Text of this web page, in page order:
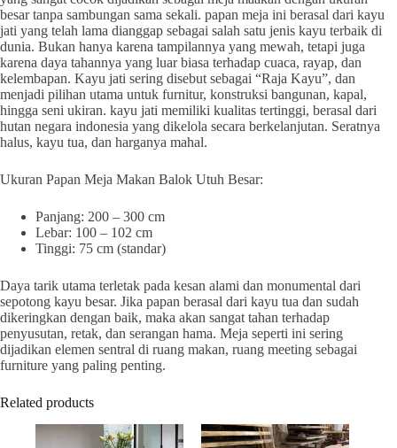
besar tanpa sambungan sama sekali. papan meja ini berasal dari kayu
jati yang telah lama dianggap sebagai salah satu jenis kayu terbaik di
dunia. Bukan hanya karena tampilannya yang mewah, tetapi juga
karena daya tahannya yang luar biasa terhadap cuaca, rayap, dan
kelembapan. Kayu jati sering disebut sebagai “Raja Kayu”, dan
menjadi pilihan utama untuk furnitur, konstruksi bangunan, kapal,
hingga seni ukiran. kayu jati memiliki kualitas tertinggi, berasal dari
hutan negara indonesia yang dikelola secara berkelanjutan. Seratnya
halus, kayu tua, dan harganya mahal.
Ukuran Papan Meja Makan Balok Utuh Besar:
Panjang: 200 – 300 cm
Lebar: 100 – 102 cm
Tinggi: 75 cm (standar)
Daya tarik utama terletak pada kesan alami dan monumental dari
sepotong kayu besar. Jika papan berasal dari kayu tua dan sudah
dikeringkan dengan baik, maka akan sangat tahan terhadap
penyusutan, retak, dan serangan hama. Meja seperti ini sering
dijadikan elemen sentral di ruang makan, ruang meeting sebagai
furniture yang paling penting.
Related products